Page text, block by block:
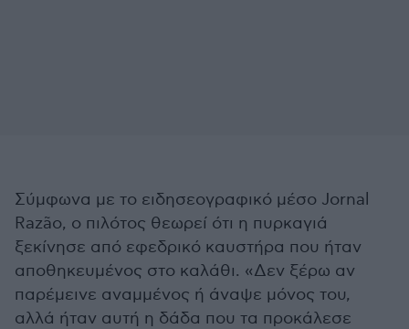
Σύμφωνα με το ειδησεογραφικό μέσο Jornal
Razão, ο πιλότος θεωρεί ότι η πυρκαγιά
ξεκίνησε από εφεδρικό καυστήρα που ήταν
αποθηκευμένος στο καλάθι. «Δεν ξέρω αν
παρέμεινε αναμμένος ή άναψε μόνος του,
αλλά ήταν αυτή η δάδα που τα προκάλεσε